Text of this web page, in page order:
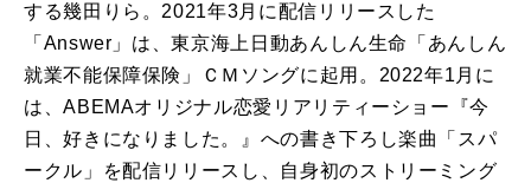
する幾田りら 。 2021年3月に配信リリースした
「 Answer 」は、東京海上日動あんしん生命「あんしん
就業不能保障保険」ＣＭソングに起用。 2022年1 月に
は、ABEMAオリジナル恋愛リアリティーショー『今
日、好きになりました。』への書き下ろし楽曲「スパ
ークル」を配信リリースし、自身初のストリーミング